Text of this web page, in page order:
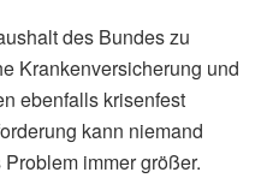
des Bundes zu
Krankenversicherung und
ebenfalls krisenfest
kann niemand
immer größer.